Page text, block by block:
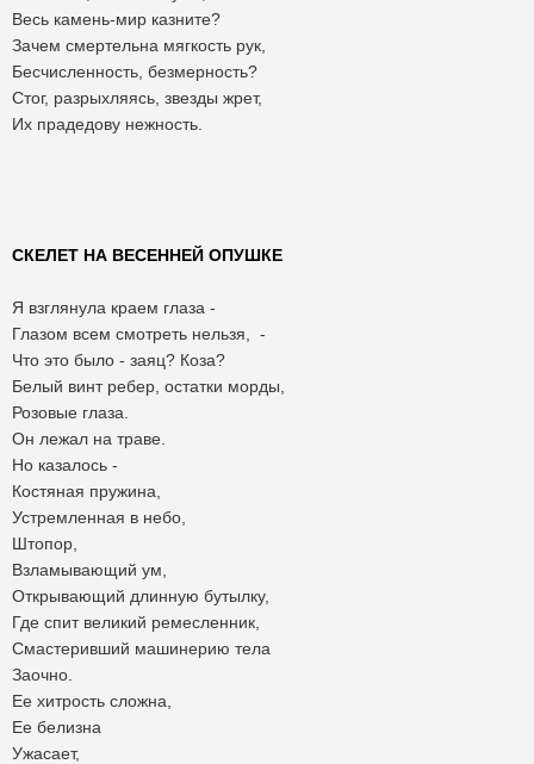
Весь камень-мир казните?
Зачем смертельна мягкость рук,
Бесчисленность, безмерность?
Стог, разрыхляясь, звезды жрет,
Их прадедову нежность.
СКЕЛЕТ НА ВЕСЕННЕЙ ОПУШКЕ
Я взглянула краем глаза -
Глазом всем смотреть нельзя, -
Что это было - заяц? Коза?
Белый винт ребер, остатки морды,
Розовые глаза.
Он лежал на траве.
Но казалось -
Костяная пружина,
Устремленная в небо,
Штопор,
Взламывающий ум,
Открывающий длинную бутылку,
Где спит великий ремесленник,
Смастеривший машинерию тела
Заочно.
Ее хитрость сложна,
Ее белизна
Ужасает,